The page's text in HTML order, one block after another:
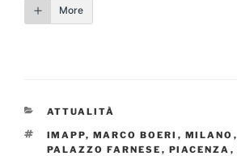
More
CATEGORIE
ATTUALITÀ
TAG
IMAPP, MARCO BOERI , MILANO ,
PALAZZO FARNESE , PIACENZA ,